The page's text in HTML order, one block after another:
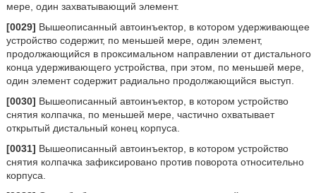
мере, один захватывающий элемент.
[0029] Вышеописанный автоинъектор, в котором удерживающее
устройство содержит, по меньшей мере, один элемент,
продолжающийся в проксимальном направлении от дистального
конца удерживающего устройства, при этом, по меньшей мере,
один элемент содержит радиально продолжающийся выступ.
[0030] Вышеописанный автоинъектор, в котором устройство
снятия колпачка, по меньшей мере, частично охватывает
открытый дистальный конец корпуса.
[0031] Вышеописанный автоинъектор, в котором устройство
снятия колпачка зафиксировано против поворота относительно
корпуса.